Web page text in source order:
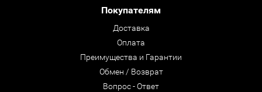
Покупателям
Доставка
Оплата
Преимущества и Гарантии
Обмен / Возврат
Вопрос - Ответ